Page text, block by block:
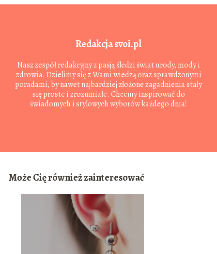
Redakcja svoi.pl
Nasz zespół redakcyjny z pasją śledzi świat urody, mody i
zdrowia. Dzielimy się z Wami wiedzą oraz sprawdzonymi
poradami, by nawet najbardziej złożone zagadnienia stały
się proste i zrozumiałe. Chcemy inspirować do
świadomych i stylowych wyborów każdego dnia!
Może Cię również zainteresować